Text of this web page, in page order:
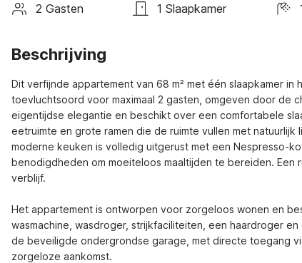
2 Gasten 1 Slaapkamer
Beschrijving
Dit verfijnde appartement van 68 m² met één slaapkamer
toevluchtsoord voor maximaal 2 gasten, omgeven door de
eigentijdse elegantie en beschikt over een comfortabele
eetruimte en grote ramen die de ruimte vullen met
moderne keuken is volledig uitgerust met een Nespresso-
benodigdheden om moeiteloos maaltijden te bereiden.
verblijf.
Het appartement is ontworpen voor zorgeloos wonen en
wasmachine, wasdroger, strijkfaciliteiten, een haardroger
de beveiligde ondergrondse garage, met directe toegang
zorgeloze aankomst.